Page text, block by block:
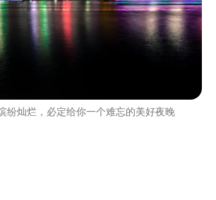
纷灿烂，必定给你一个难忘的美好夜晚